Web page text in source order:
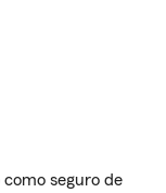
seguro de